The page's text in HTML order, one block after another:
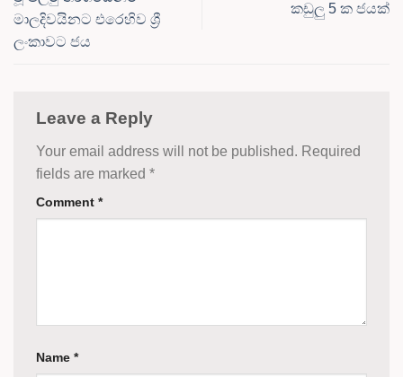
මාලදිවයිනට එරෙහිව ශ්‍රී
ලංකාවට ජය
කඩුලු 5 ක ජයක්
Leave a Reply
Your email address will not be published. Required
fields are marked *
Comment *
Name *